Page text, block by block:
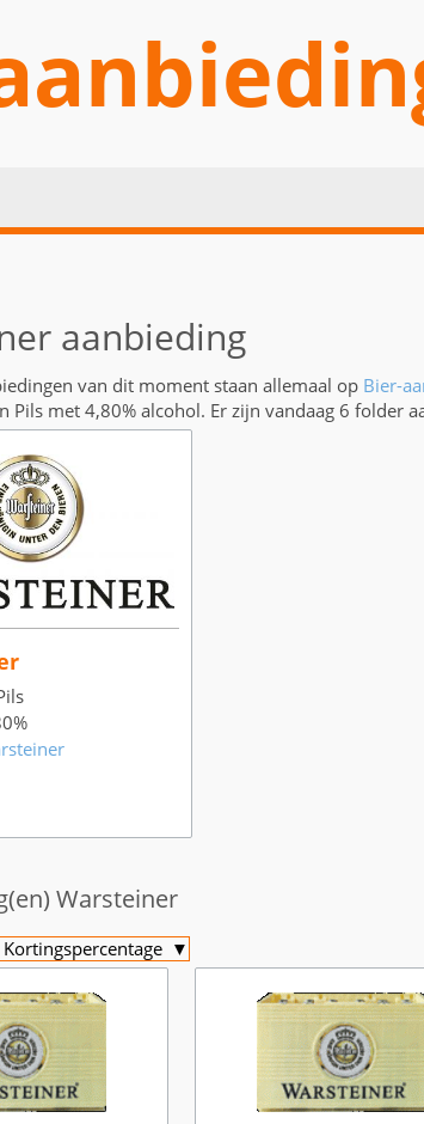
aanbieding
van dit moment staan allemaal op Bier-
Pils met 4,80% alcohol. Er zijn vandaag 6 folder
Warsteiner
Kortingspercentage ▼